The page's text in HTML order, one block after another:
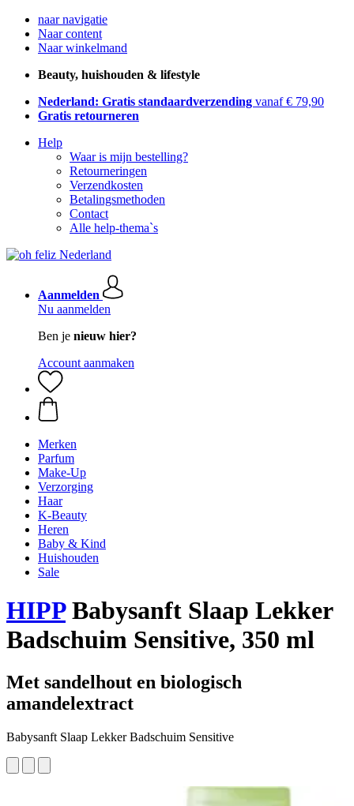
naar navigatie
Naar content
Naar winkelmand
Beauty, huishouden & lifestyle
Nederland: Gratis standaardverzending vanaf € 79,90
Gratis retourneren
Help
Waar is mijn bestelling?
Retourneringen
Verzendkosten
Betalingsmethoden
Contact
Alle help-thema`s
Aanmelden
Nu aanmelden
Ben je nieuw hier?
Account aanmaken
Merken
Parfum
Make-Up
Verzorging
Haar
K-Beauty
Heren
Baby & Kind
Huishouden
Sale
HIPPBabysanft Slaap Lekker
Badschuim Sensitive, 350 ml
Met sandelhout en biologisch
amandelextract
Babysanft Slaap Lekker Badschuim Sensitive